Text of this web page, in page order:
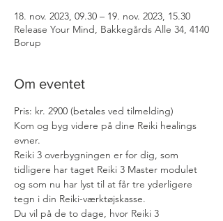
18. nov. 2023, 09.30 – 19. nov. 2023, 15.30
Release Your Mind, Bakkegårds Alle 34, 4140
Borup
Om eventet
Pris: kr. 2900 (betales ved tilmelding)
Kom og byg videre på dine Reiki healings
evner.
Reiki 3 overbygningen er for dig, som
tidligere har taget Reiki 3 Master modulet
og som nu har lyst til at får tre yderligere
tegn i din Reiki-værktøjskasse.
Du vil på de to dage, hvor Reiki 3